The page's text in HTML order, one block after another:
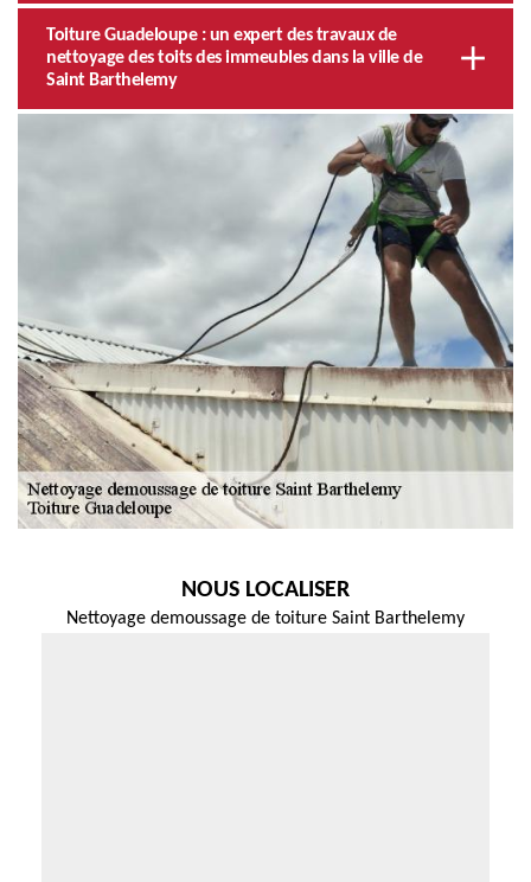
Toiture Guadeloupe : un expert des travaux de
nettoyage des toits des immeubles dans la ville de
Saint Barthelemy
NOUS LOCALISER
Nettoyage demoussage de toiture Saint Barthelemy